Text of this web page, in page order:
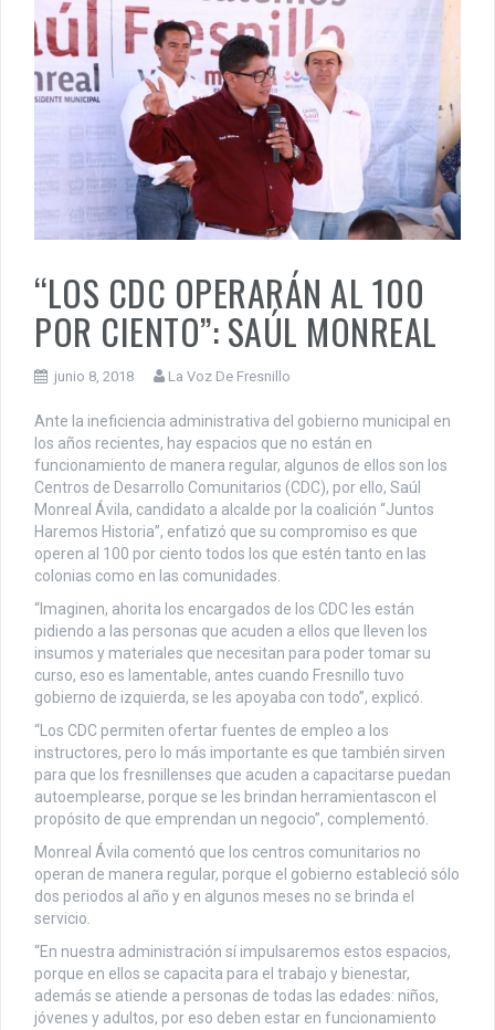
“LOS CDC OPERARÁN AL 100
POR CIENTO”: SAÚL MONREAL
junio 8, 2018 La Voz De Fresnillo
Ante la ineficiencia administrativa del gobierno municipal en
los años recientes, hay espacios que no están en
funcionamiento de manera regular, algunos de ellos son los
Centros de Desarrollo Comunitarios (CDC), por ello, Saúl
Monreal Ávila, candidato a alcalde por la coalición “Juntos
Haremos Historia”, enfatizó que su compromiso es que
operen al 100 por ciento todos los que estén tanto en las
colonias como en las comunidades.
“Imaginen, ahorita los encargados de los CDC les están
pidiendo a las personas que acuden a ellos que lleven los
insumos y materiales que necesitan para poder tomar su
curso, eso es lamentable, antes cuando Fresnillo tuvo
gobierno de izquierda, se les apoyaba con todo”, explicó.
“Los CDC permiten ofertar fuentes de empleo a los
instructores, pero lo más importante es que también sirven
para que los fresnillenses que acuden a capacitarse puedan
autoemplearse, porque se les brindan herramientascon el
propósito de que emprendan un negocio”, complementó.
Monreal Ávila comentó que los centros comunitarios no
operan de manera regular, porque el gobierno estableció sólo
dos periodos al año y en algunos meses no se brinda el
servicio.
“En nuestra administración sí impulsaremos estos espacios,
porque en ellos se capacita para el trabajo y bienestar,
además se atiende a personas de todas las edades: niños,
jóvenes y adultos, por eso deben estar en funcionamiento